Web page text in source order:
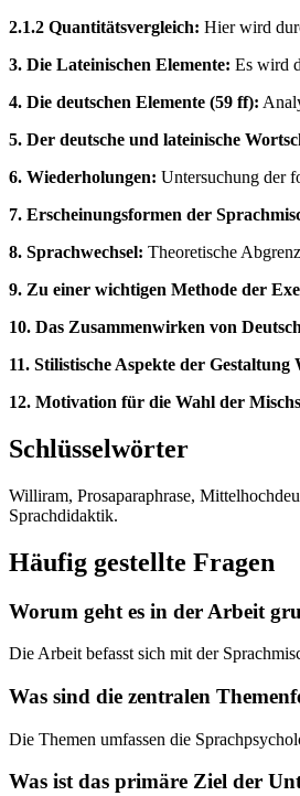
2.1.2 Quantitätsvergleich: Hier wird
3. Die Lateinischen Elemente: Es wird
4. Die deutschen Elemente (59 ff):
5. Der deutsche und lateinische
6. Wiederholungen: Untersuchung der
7. Erscheinungsformen der
8. Sprachwechsel: Theoretische
9. Zu einer wichtigen Methode der
10. Das Zusammenwirken von
11. Stilistische Aspekte der
12. Motivation für die Wahl der
Schlüsselwörter
Williram, Prosaparaphrase,
Sprachdidaktik.
Häufig gestellte Fragen
Worum geht es in der Arbeit
Die Arbeit befasst sich mit der
Was sind die zentralen
Die Themen umfassen die
Was ist das primäre Ziel der